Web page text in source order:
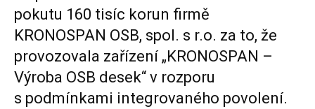
pokutu 160 tisíc korun firmě
KRONOSPAN OSB, spol. s r.o. za to, že
provozovala zařízení „KRONOSPAN –
Výroba OSB desek“ v rozporu
s podmínkami integrovaného povolení.